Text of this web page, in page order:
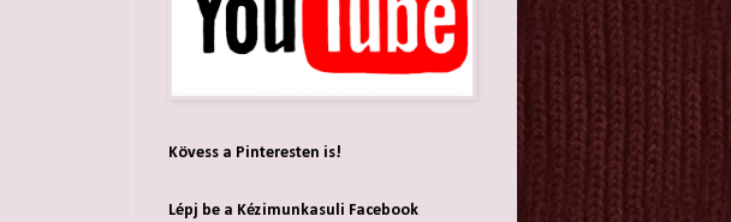
Kövess a Pinteresten is!
Lépj be a Kézimunkasuli Facebook